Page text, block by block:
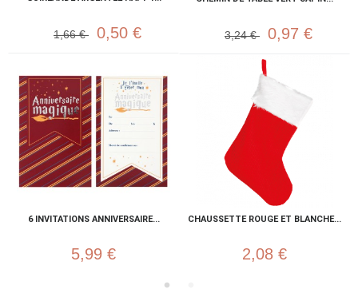
1,66 € 0,50 € 3,24 € 0,97 €
6 INVITATIONS ANNIVERSAIRE...
5,99 €
CHAUSSETTE ROUGE ET BLANCHE...
2,08 €